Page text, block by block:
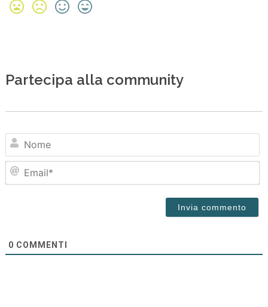
Partecipa alla community
0 COMMENTI